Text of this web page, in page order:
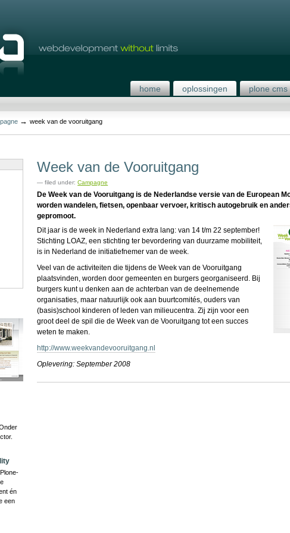
home oplossingen plone cms
→week van de vooruitgang
én
een
Week van de Vooruitgang
— filed under:Campagne
De Week van de Vooruitgang is de Nederlandse versie van de European
worden wandelen, fietsen, openbaar vervoer, kritisch autogebruik en
gepromoot.
Dit jaar is de week in Nederland extra lang: van 14 t/m 22 september!
Stichting LOAZ, een stichting ter bevordering van duurzame mobiliteit,
is in Nederland de initiatiefnemer van de week.
Veel van de activiteiten die tijdens de Week van de Vooruitgang
plaatsvinden, worden door gemeenten en burgers georganiseerd. Bij
burgers kunt u denken aan de achterban van de deelnemende
organisaties, maar natuurlijk ook aan buurtcomités, ouders van
(basis)school kinderen of leden van milieucentra. Zij zijn voor een
groot deel de spil die de Week van de Vooruitgang tot een succes
weten te maken.
http://www.weekvandevooruitgang.nl
Oplevering: September 2008